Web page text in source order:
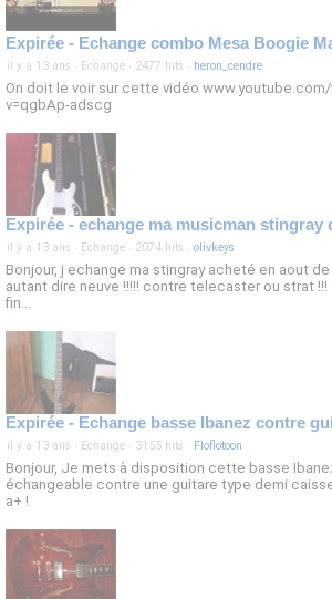
Expirée - Echange combo Mesa Boogie
il y a 13 ans · Echange · 2477 hits · heron_cendre
On doit le voir sur cette vidéo
v=qgbAp-adscg
Expirée - echange ma musicman stingray
il y a 13 ans · Echange · 2074 hits · olivkeys
Bonjour, j echange ma stingray acheté en aout
autant dire neuve !!!!! contre telecaster ou strat
fin...
Expirée - Echange basse Ibanez contre
il y a 13 ans · Echange · 3155 hits · Floflotoon
Bonjour, Je mets à disposition cette basse
échangeable contre une guitare type demi
a+ !